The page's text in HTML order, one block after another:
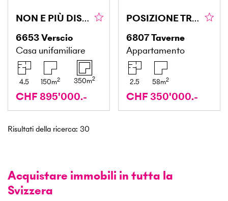
NON E PIÙ DISPONIBILE
6653Verscio
Casa unifamiliare
4.5 150m2 350m2
CHF 895'000.-
POSIZIONE TRANQUILLA
6807Taverne
Appartamento
2.5 58m2
CHF 350'000.-
Risultati della ricerca: 30
Acquistare immobili in tutta la
Svizzera